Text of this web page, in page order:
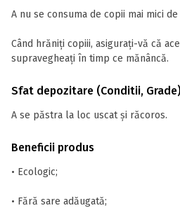
A nu se consuma de copii mai mici de
Când hrăniți copiii, asigurați-vă că
supravegheați în timp ce mănâncă.
Sfat depozitare (Conditii,
A se păstra la loc uscat și răcoros.
Beneficii produs
• Ecologic;
• Fără sare adăugată;